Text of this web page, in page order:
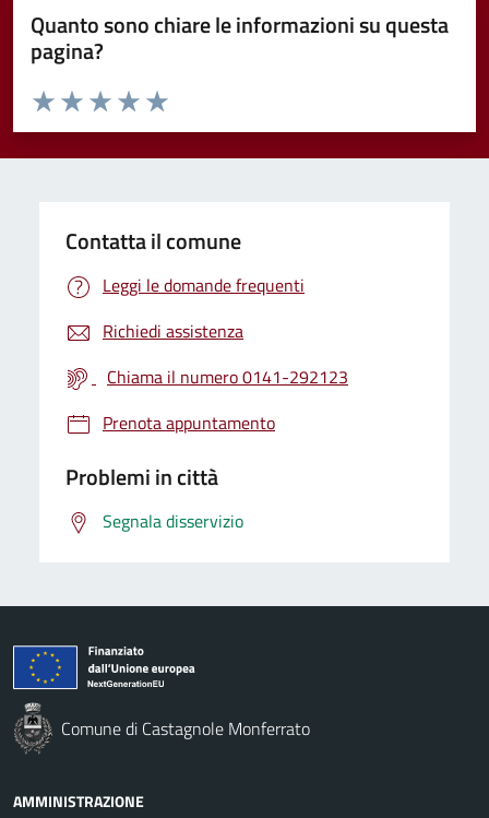
Quanto sono chiare le informazioni su questa
pagina?
Valuta da 1 a 5 stelle la pagina
Valuta 5 stelle su 5
Valuta 4 stelle su 5
Valuta 3 stelle su 5
Valuta 2 stelle su 5
Valuta 1 stelle su 5
Contatta il comune
Leggi le domande frequenti
Richiedi assistenza
Chiama il numero 0141-292123
Prenota appuntamento
Problemi in città
Segnala disservizio
Comune di Castagnole Monferrato
AMMINISTRAZIONE